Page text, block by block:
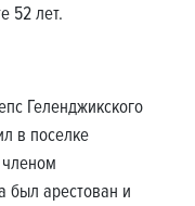
52 лет.
Геленджикского
в поселке
был арестован и